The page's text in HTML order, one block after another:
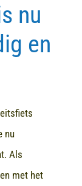
nu
en
nu
Als
met het